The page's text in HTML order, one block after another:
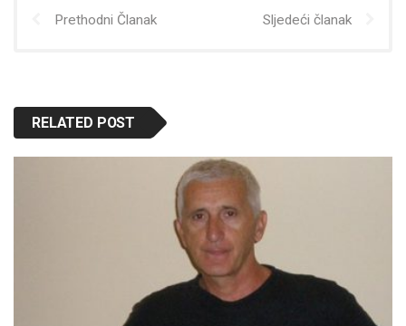
Prethodni Članak Sljedeći članak
RELATED POST